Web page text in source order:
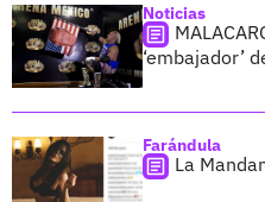
Noticias
‘embajador’
Farándula
La